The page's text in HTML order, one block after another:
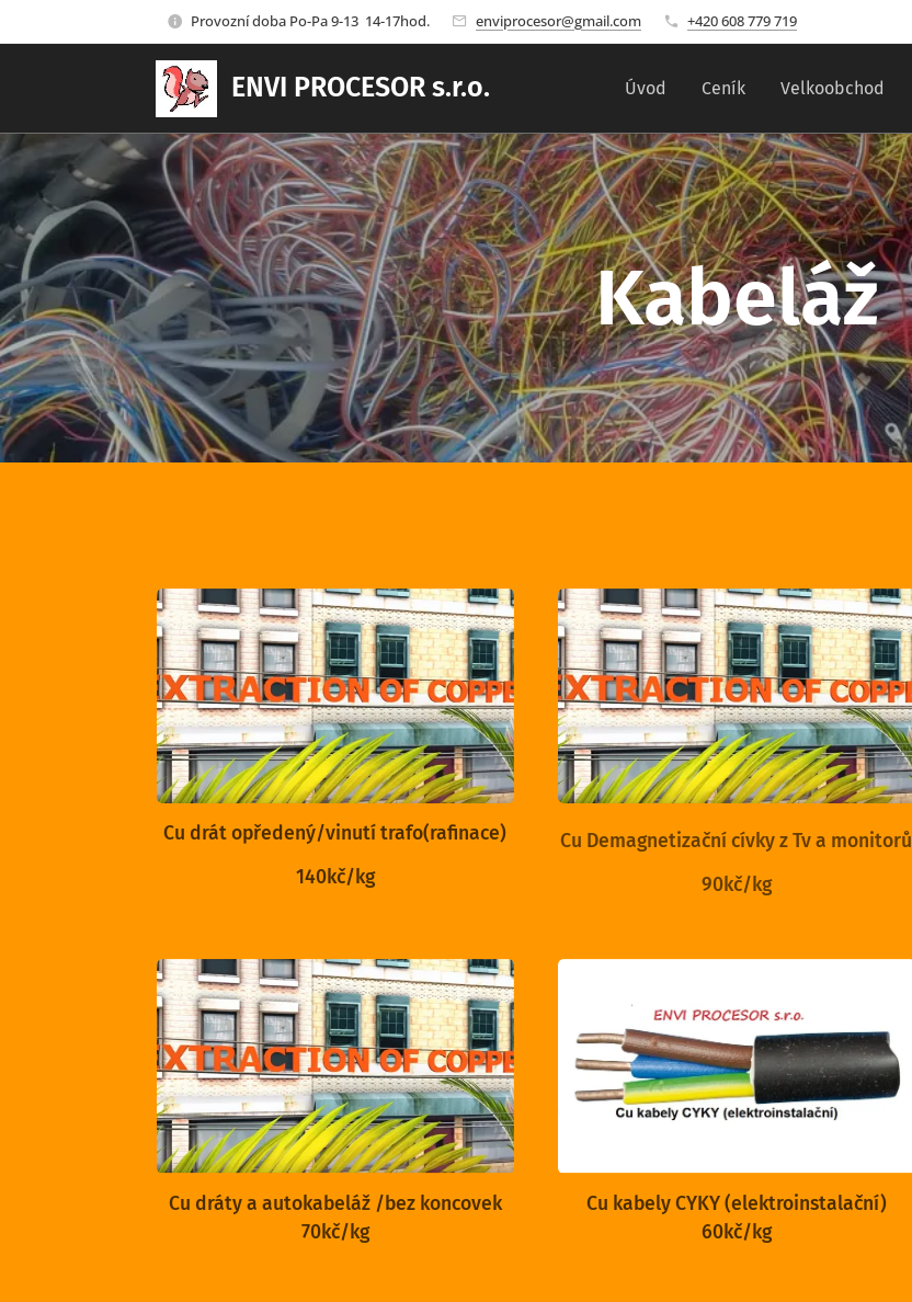
Provozní doba Po-Pa 9-13 14-17hod. enviprocesor@gmail.com +420 608 779 719
ENVI PROCESOR s.r.o. Úvod Ceník Velkoobchod
Kabeláž
Cu drát opředený/vinutí trafo(rafinace)
140kč/kg
Cu Demagnetizační cívky z Tv a monitorů
90kč/kg
Cu dráty a autokabeláž /bez koncovek
70kč/kg
Cu kabely CYKY (elektroinstalační)
60kč/kg